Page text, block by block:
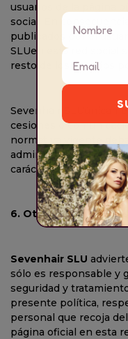
usuarios de la página
social. En
publicados por el
SLUen esta red social
resto de los usuarios
Sevenhair SLU
cesiones o
normativa vigente
administraciones
carácter administrativo.
6. Otros terceros
Sevenhair SLU
sólo es responsable y
seguridad y
presente política,
personal que recoja
página oficial en esta